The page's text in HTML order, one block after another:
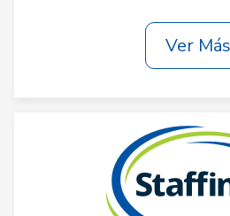
Ver Más